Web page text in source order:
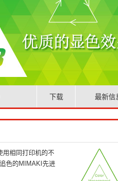
下载 最新信
用相同打印机的不
色的MIMAKI先进